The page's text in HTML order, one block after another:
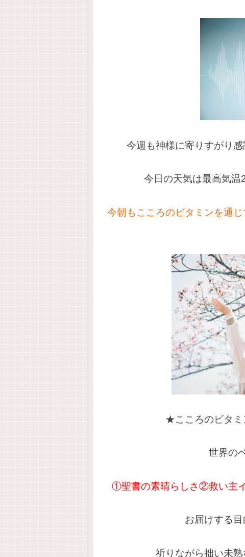
今週も神様に寄りすがり
今日の天気は最高気
今朝もこころのビタミンを通
★こころのビタミ
世界の
①聖書の素晴らしさ②救い主
お届けする目
祈りながら拙い未熟